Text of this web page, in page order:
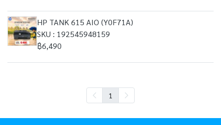
HP TANK 615 AIO (Y0F71A)
SKU : 192545948159
฿6,490
1